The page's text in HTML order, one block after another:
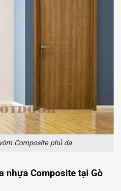
Composite phủ da
nhựa Composite tại Gò